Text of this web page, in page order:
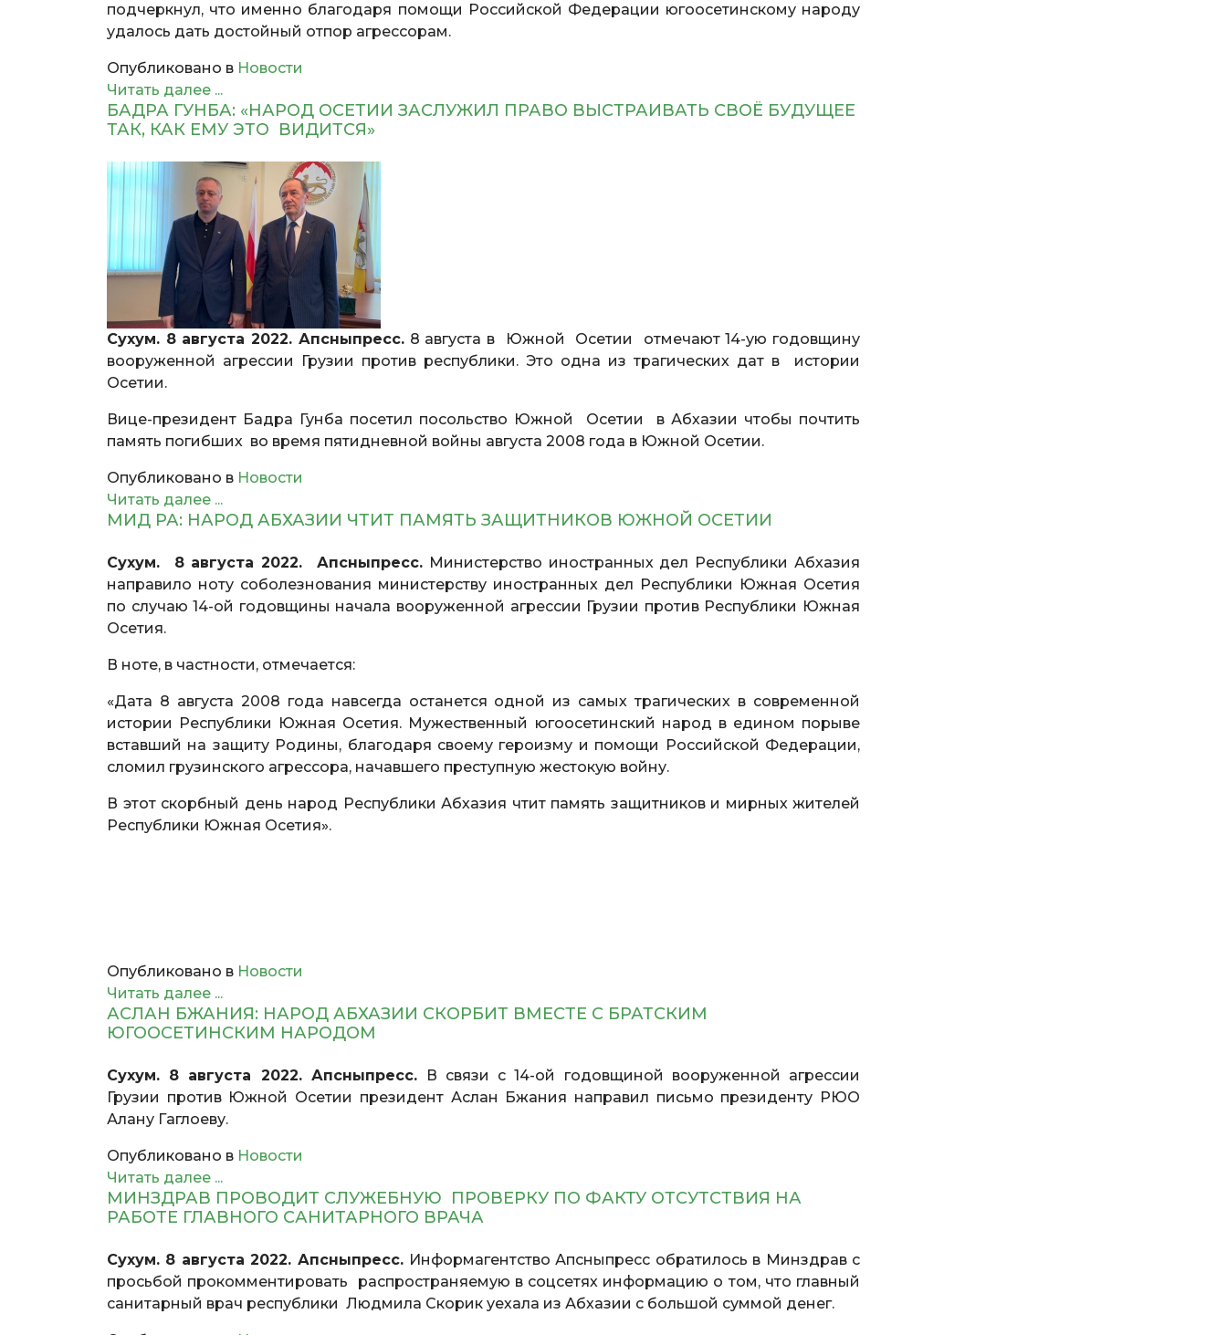
подчеркнул, что именно благодаря помощи Российской Федерации югоосетинскому народу
удалось дать достойный отпор агрессорам.
Опубликовано в Новости
Читать далее ...
БАДРА ГУНБА: «НАРОД ОСЕТИИ ЗАСЛУЖИЛ ПРАВО ВЫСТРАИВАТЬ СВОЁ БУДУЩЕЕ
ТАК, КАК ЕМУ ЭТО ВИДИТСЯ»
Сухум. 8 августа 2022. Апсныпресс.8 августа в Южной Осетии отмечают 14-ую годовщину
вооруженной агрессии Грузии против республики. Это одна из трагических дат в истории
Осетии.
Вице-президент Бадра Гунба посетил посольство Южной Осетии в Абхазии чтобы почтить
память погибших во время пятидневной войны августа 2008 года в Южной Осетии.
Опубликовано в Новости
Читать далее ...
МИД РА: НАРОД АБХАЗИИ ЧТИТ ПАМЯТЬ ЗАЩИТНИКОВ ЮЖНОЙ ОСЕТИИ
Сухум. 8 августа 2022. Апсныпресс.Министерство иностранных дел Республики Абхазия
направило ноту соболезнования министерству иностранных дел Республики Южная Осетия
по случаю 14-ой годовщины начала вооруженной агрессии Грузии против Республики Южная
Осетия.
В ноте, в частности, отмечается:
«Дата 8 августа 2008 года навсегда останется одной из самых трагических в современной
истории Республики Южная Осетия. Мужественный югоосетинский народ в едином порыве
вставший на защиту Родины, благодаря своему героизму и помощи Российской Федерации,
сломил грузинского агрессора, начавшего преступную жестокую войну.
В этот скорбный день народ Республики Абхазия чтит память защитников и мирных жителей
Республики Южная Осетия».
Опубликовано в Новости
Читать далее ...
АСЛАН БЖАНИЯ: НАРОД АБХАЗИИ СКОРБИТ ВМЕСТЕ С БРАТСКИМ
ЮГООСЕТИНСКИМ НАРОДОМ
Сухум. 8 августа 2022. Апсныпресс.
В связи с 14-ой годовщиной вооруженной агрессии
Грузии против Южной Осетии президент Аслан Бжания направил письмо президенту РЮО
Алану Гаглоеву.
Опубликовано в Новости
Читать далее ...
МИНЗДРАВ ПРОВОДИТ СЛУЖЕБНУЮ ПРОВЕРКУ ПО ФАКТУ ОТСУТСТВИЯ НА
РАБОТЕ ГЛАВНОГО САНИТАРНОГО ВРАЧА
Сухум. 8 августа 2022. Апсныпресс. Информагентство Апсныпресс обратилось в Минздрав с
просьбой прокомментировать распространяемую в соцсетях информацию о том, что главный
санитарный врач республики Людмила Скорик уехала из Абхазии с большой суммой денег.